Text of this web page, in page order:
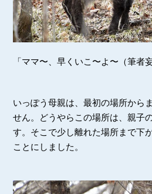
「ママ〜、早くいこ〜よ〜（筆者
いっぽう母親は、最初の場所から
せん。どうやらこの場所は、親子
す。そこで少し離れた場所まで下
ことにしました。